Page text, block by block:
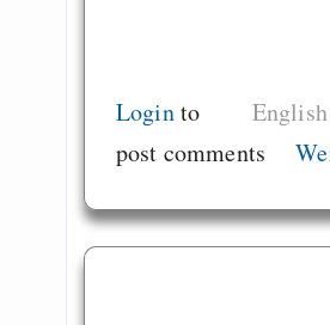
English
Loginto
post comments